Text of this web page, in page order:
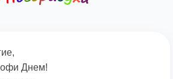
Днем!